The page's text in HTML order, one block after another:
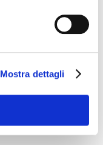
Mostra dettagli